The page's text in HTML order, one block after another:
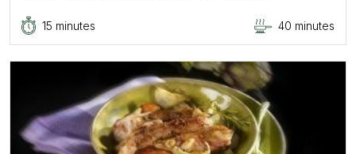
15 minutes 40 minutes